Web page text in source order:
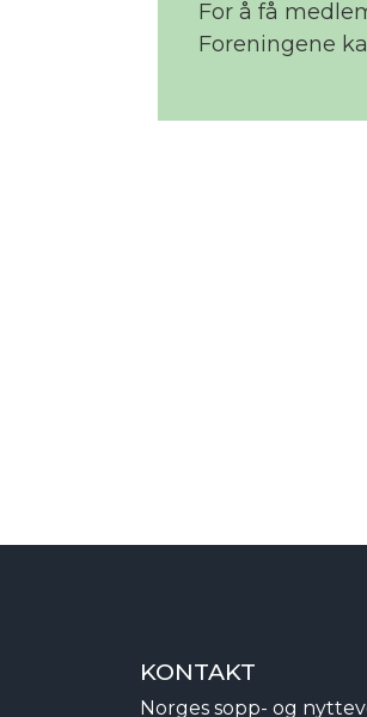
For å få
Foreningene
KONTAKT
Norges sopp- og